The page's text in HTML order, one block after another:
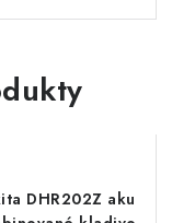
DHR202Z aku